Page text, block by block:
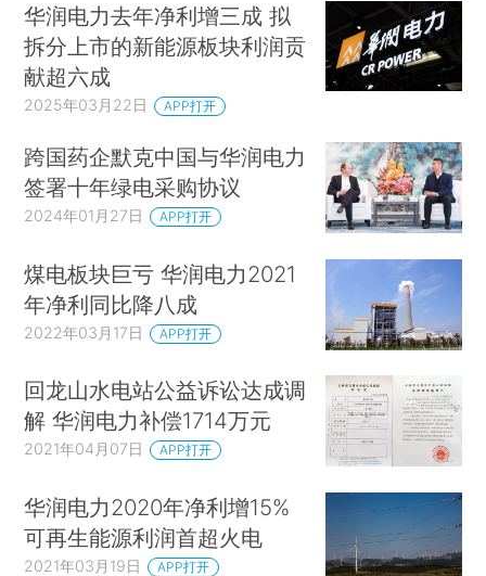
华润电力去年净利增三成 拟
拆分上市的新能源板块利润贡
献超六成
2025年03月22日 APP打开
跨国药企默克中国与华润电力
签署十年绿电采购协议
2024年01月27日 APP打开
煤电板块巨亏 华润电力2021
年净利同比降八成
2022年03月17日 APP打开
回龙山水电站公益诉讼达成调
解 华润电力补偿1714万元
2021年04月07日 APP打开
华润电力2020年净利增15%
可再生能源利润首超火电
2021年03月19日 APP打开